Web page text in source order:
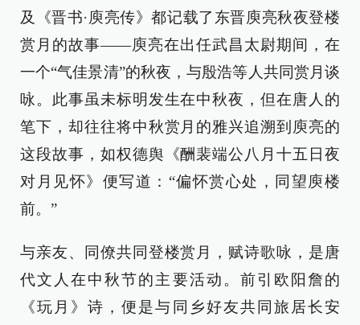
及《晋书·庾亮传》都记载了东晋庾亮秋夜登楼
赏月的故事——庾亮在出任武昌太尉期间，在
一个“气佳景清”的秋夜，与殷浩等人共同赏月谈
咏。此事虽未标明发生在中秋夜，但在唐人的
笔下，却往往将中秋赏月的雅兴追溯到庾亮的
这段故事，如权德舆《酬裴端公八月十五日夜
对月见怀》便写道：“偏怀赏心处，同望庾楼
前。”
与亲友、同僚共同登楼赏月，赋诗歌咏，是唐
代文人在中秋节的主要活动。前引欧阳詹的
《玩月》诗，便是与同乡好友共同旅居长安